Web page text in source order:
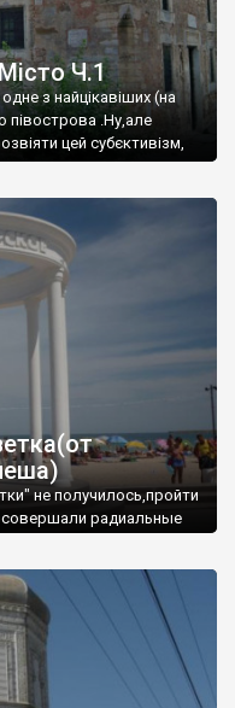
Ч.1
з найцікавіших (на
півострова .Ну,але
цей субєктивізм,
не получилось,пройти
радиальные